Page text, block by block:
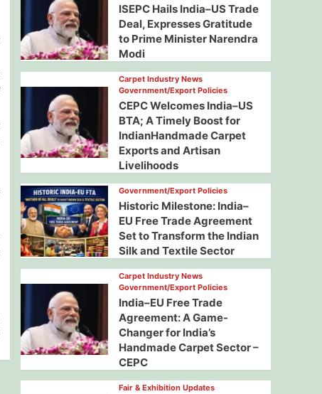
ISEPC Hails India–US Trade
Deal, Expresses Gratitude
to Prime Minister Narendra
Modi
Carpet Industry News
Government/Export Policies
CEPC Welcomes India–US
BTA; A Timely Boost for
IndianHandmade Carpet
Exports and Artisan
Livelihoods
Government/Export Policies
Historic Milestone: India–
EU Free Trade Agreement
Set to Transform the Indian
Silk and Textile Sector
Carpet Industry News
Government/Export Policies
India–EU Free Trade
Agreement: A Game-
Changer for India’s
Handmade Carpet Sector –
CEPC
Fair & Exhibition Updates